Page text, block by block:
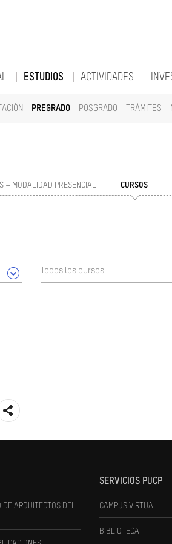
ESTUDIOS
PREGRADO POSGRADO TRÁMITES
ACTIVIDADES
– MODALIDAD PRESENCIAL CURSOS
Todos los cursos
DE ARQUITECTOS DEL
SERVICIOS PUCP
CAMPUS VIRTUAL
BIBLIOTECA